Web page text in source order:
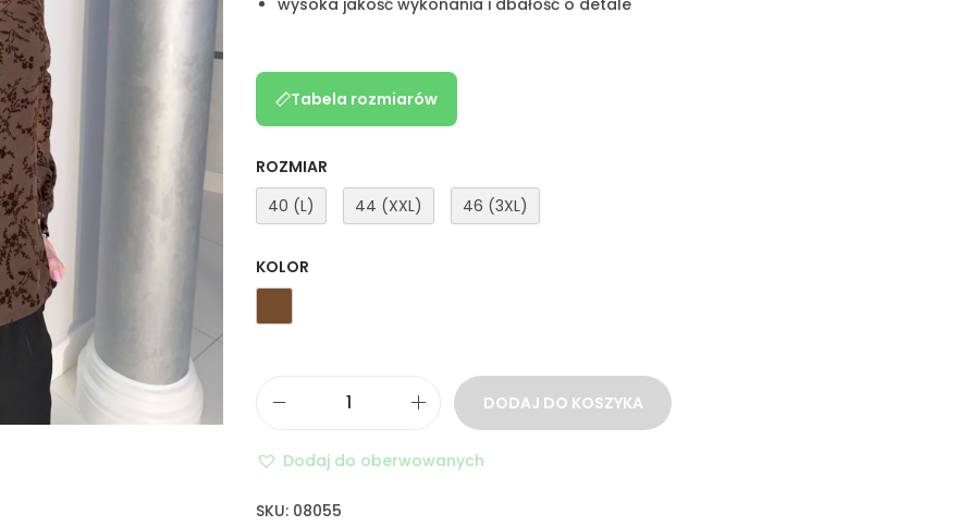
Tabela rozmiarów
ROZMIAR
40 (L)
44 (XXL) 46 (3XL)
KOLOR
DODAJ DO KOSZYKA
Dodaj do oberwowanych
SKU: 08055